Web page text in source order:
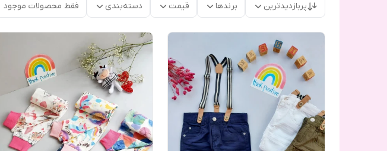
پربازدیدترین برندها قیمت دسته‌بندی فقط محصولات موجود